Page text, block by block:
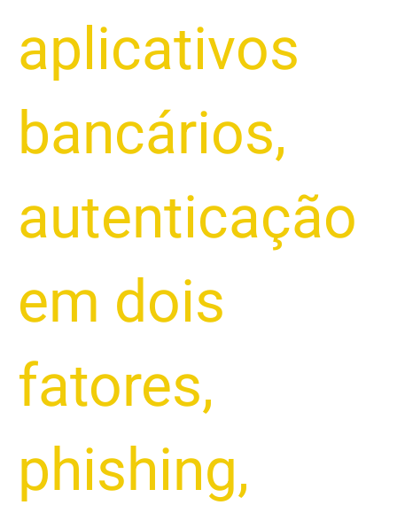
aplicativos
bancários,
autenticação
em dois
fatores,
phishing,